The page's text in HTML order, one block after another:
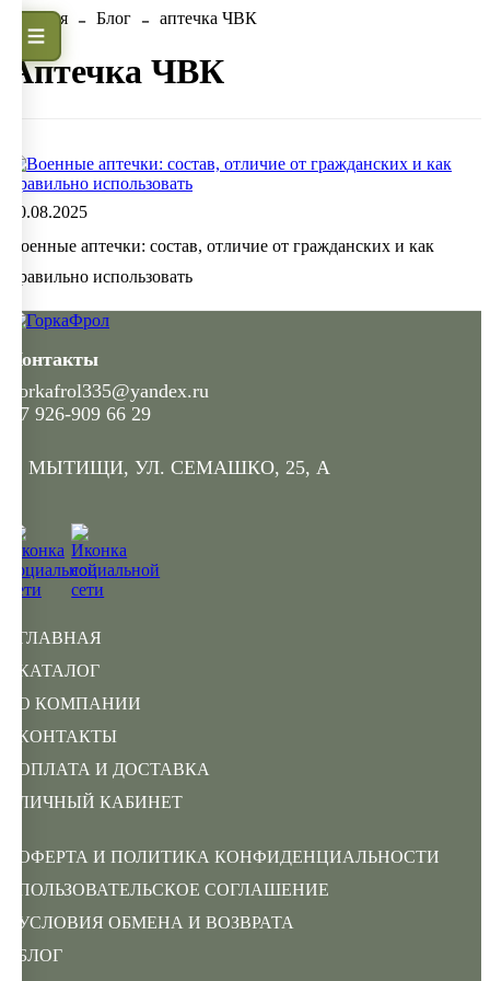
Главная Блог аптечка ЧВК
аптечка ЧВК
20.08.2025
Военные аптечки: состав, отличие от гражданских и как
правильно использовать
ГЛАВНАЯ
КАТАЛОГ
О КОМПАНИИ
КОНТАКТЫ
ОПЛАТА И ДОСТАВКА
ЛИЧНЫЙ КАБИНЕТ
ОФЕРТА И ПОЛИТИКА КОНФИДЕНЦИАЛЬНОСТИ
ПОЛЬЗОВАТЕЛЬСКОЕ СОГЛАШЕНИЕ
УСЛОВИЯ ОБМЕНА И ВОЗВРАТА
БЛОГ
Контакты
gorkafrol335@yandex.ru
+7 926-909 66 29
Г. МЫТИЩИ, УЛ. СЕМАШКО, 25, А